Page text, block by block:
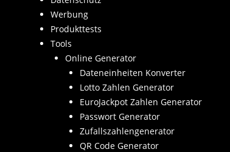
Werbung
Produkttests
Tools
Online Generator
Dateneinheiten Konverter
Lotto Zahlen Generator
EuroJackpot Zahlen Generator
Passwort Generator
Zufallszahlengenerator
QR Code Generator